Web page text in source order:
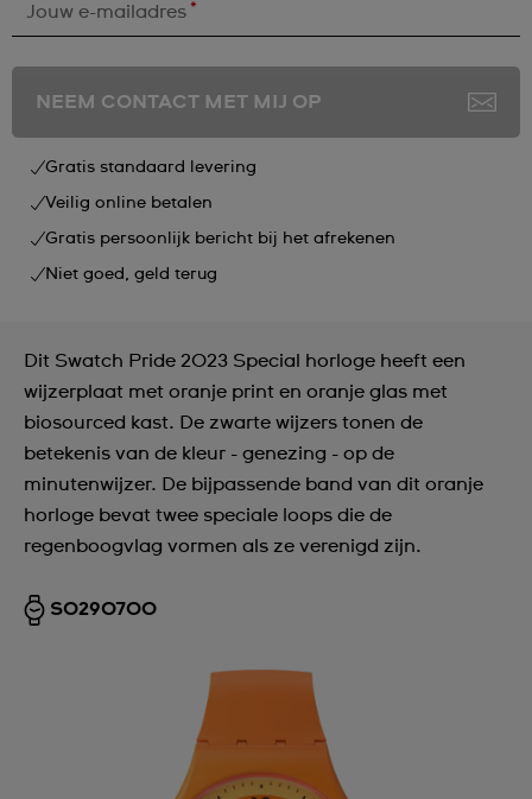
Jouw e-mailadres *
NEEM CONTACT MET MIJ OP
Gratis standaard levering
Veilig online betalen
Gratis persoonlijk bericht bij het afrekenen
Niet goed, geld terug
Dit Swatch Pride 2023 Special horloge heeft een
wijzerplaat met oranje print en oranje glas met
biosourced kast. De zwarte wijzers tonen de
betekenis van de kleur - genezing - op de
minutenwijzer. De bijpassende band van dit oranje
horloge bevat twee speciale loops die de
regenboogvlag vormen als ze verenigd zijn.
SO29O700